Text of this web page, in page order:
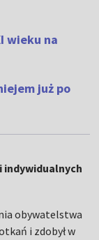
wieku na
już po
indywidualnych
obywatelstwa
i zdobył w